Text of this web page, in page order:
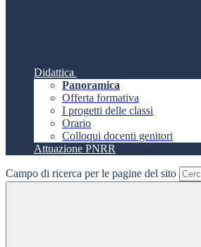
Didattica
Panoramica
Offerta formativa
I progetti delle classi
Orario
Colloqui docenti genitori
Attuazione PNRR
Campo di ricerca per le pagine del sito